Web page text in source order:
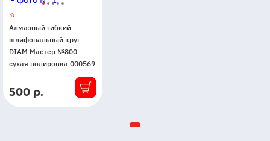
Алмазный гибкий
шлифовальный круг
DIAM Мастер №800
сухая полировка 000569
В
500 р.